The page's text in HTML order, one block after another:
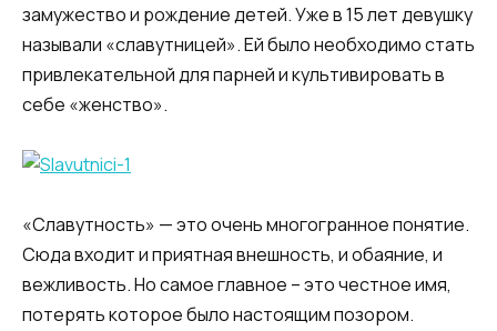
замужество и рождение детей. Уже в 15 лет девушку
называли «славутницей». Ей было необходимо стать
привлекательной для парней и культивировать в
себе «женство».
«Славутность» — это очень многогранное понятие.
Сюда входит и приятная внешность, и обаяние, и
вежливость. Но самое главное – это честное имя,
потерять которое было настоящим позором.